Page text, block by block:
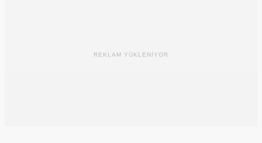
REKLAM YÜKLENİYOR